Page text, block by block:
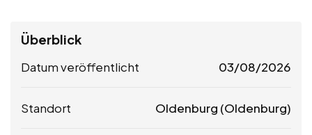
Überblick
Datum veröffentlicht 03/08/2026
Standort Oldenburg (Oldenburg)